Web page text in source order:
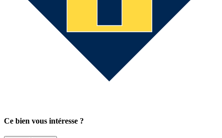
Ce bien vous intéresse ?